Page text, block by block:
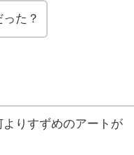
た？
りすずめのアートが